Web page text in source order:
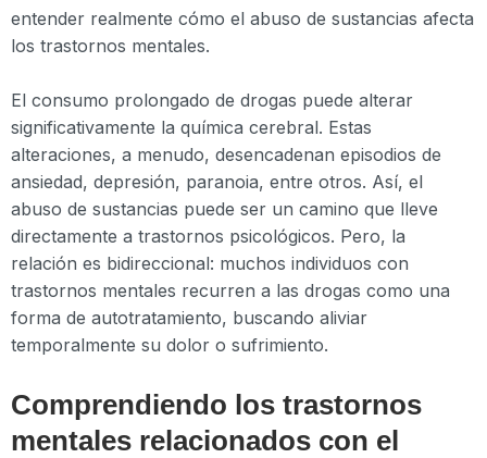
entender realmente cómo el abuso de sustancias afecta
los trastornos mentales.
El consumo prolongado de drogas puede alterar
significativamente la química cerebral. Estas
alteraciones, a menudo, desencadenan episodios de
ansiedad, depresión, paranoia, entre otros. Así, el
abuso de sustancias puede ser un camino que lleve
directamente a trastornos psicológicos. Pero, la
relación es bidireccional: muchos individuos con
trastornos mentales recurren a las drogas como una
forma de autotratamiento, buscando aliviar
temporalmente su dolor o sufrimiento.
Comprendiendo los trastornos
mentales relacionados con el